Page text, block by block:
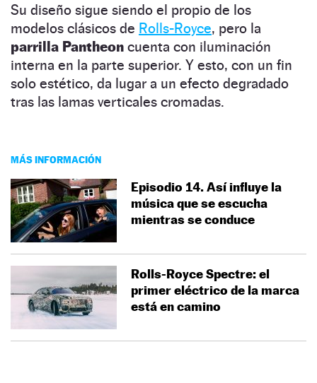
Su diseño sigue siendo el propio de los
modelos clásicos de Rolls-Royce, pero la
parrilla Pantheon cuenta con iluminación
interna en la parte superior. Y esto, con un fin
solo estético, da lugar a un efecto degradado
tras las lamas verticales cromadas.
MÁS INFORMACIÓN
Episodio 14. Así influye la
música que se escucha
mientras se conduce
Rolls-Royce Spectre: el
primer eléctrico de la marca
está en camino